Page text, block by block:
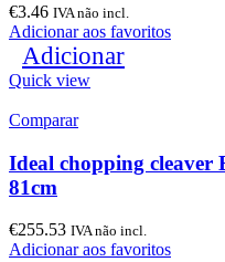
€3.46 IVA não incl.
Adicionar aos favoritos
Adicionar
Quick view
Comparar
Ideal chopping cleaver
81cm
€255.53 IVA não incl.
Adicionar aos favoritos